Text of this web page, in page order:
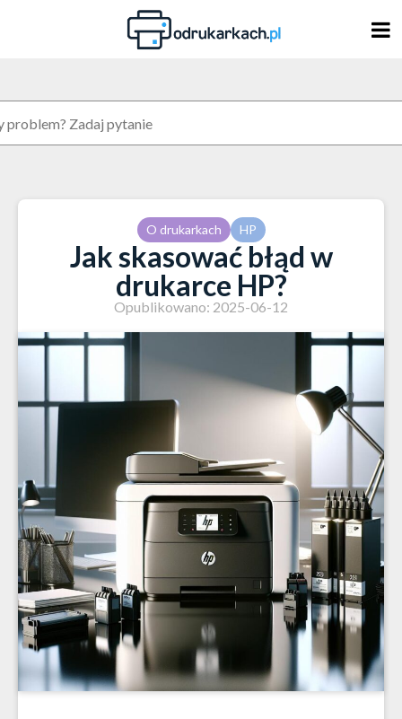
O drukarkach HP
Jak skasować błąd w
drukarce HP?
Opublikowano: 2025-06-12